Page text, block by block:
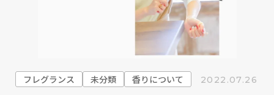
フレグランス 未分類 香りについて 2022.07.26